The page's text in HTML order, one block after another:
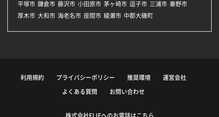
平塚市 鎌倉市 藤沢市 小田原市 茅ヶ崎市 逗子市 三浦市 秦野市
厚木市 大和市 海老名市 座間市 綾瀬市 中郡大磯町
利用規約 プライバシーポリシー 推奨環境 運営会社
よくある質問 お問い合わせ
株式会社FLIEへのお電話はこちら